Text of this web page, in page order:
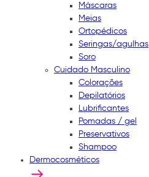
Máscaras
Meias
Ortopédicos
Seringas/agulhas
Soro
Cuidado Masculino
Colorações
Depilatórios
Lubrificantes
Pomadas / gel
Preservativos
Shampoo
Dermocosméticos